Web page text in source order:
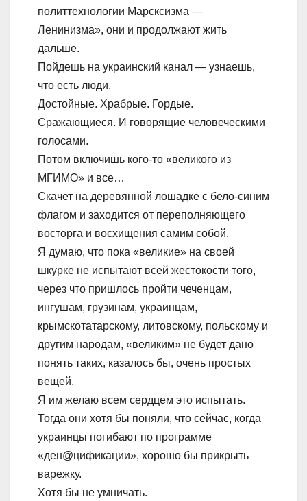
политтехнологии Марсксизма —
Ленинизма», они и продолжают жить
дальше.
Пойдешь на украинский канал — узнаешь,
что есть люди.
Достойные. Храбрые. Гордые.
Сражающиеся. И говорящие человеческими
голосами.
Потом включишь кого-то «великого из
МГИМО» и все…
Скачет на деревянной лошадке с бело-синим
флагом и заходится от переполняющего
восторга и восхищения самим собой.
Я думаю, что пока «великие» на своей
шкурке не испытают всей жестокости того,
через что пришлось пройти чеченцам,
ингушам, грузинам, украинцам,
крымскотатарскому, литовскому, польскому и
другим народам, «великим» не будет дано
понять таких, казалось бы, очень простых
вещей.
Я им желаю всем сердцем это испытать.
Тогда они хотя бы поняли, что сейчас, когда
украинцы погибают по программе
«ден@цификации», хорошо бы прикрыть
варежку.
Хотя бы не умничать.